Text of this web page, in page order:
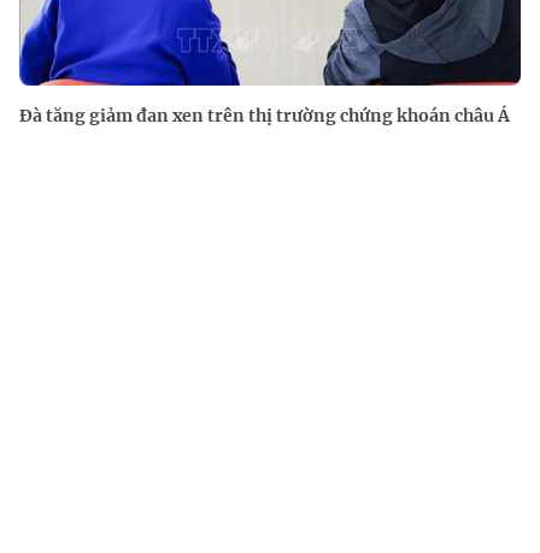
Đà tăng giảm đan xen trên thị trường chứng khoán châu Á